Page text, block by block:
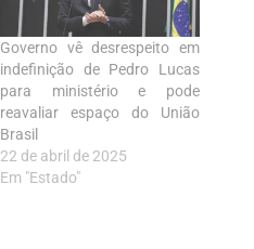
Governo vê desrespeito em
indefinição de Pedro Lucas
para ministério e pode
reavaliar espaço do União
Brasil
22 de abril de 2025
Em "Estado"